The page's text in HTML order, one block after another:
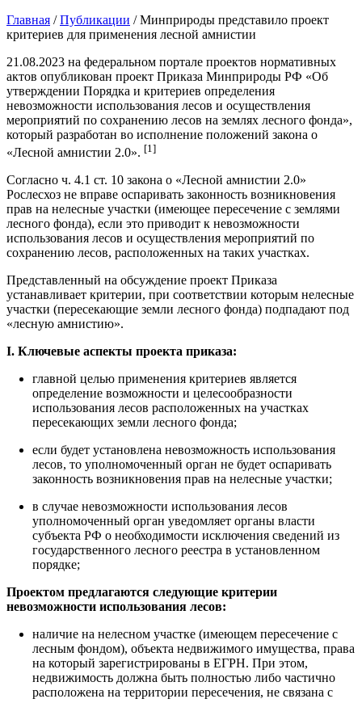
Главная /Публикации /Минприроды представило проект
критериев для применения лесной амнистии
21.08.2023 на федеральном портале проектов нормативных
актов опубликован проект Приказа Минприроды РФ «Об
утверждении Порядка и критериев определения
невозможности использования лесов и осуществления
мероприятий по сохранению лесов на землях лесного фонда»,
который разработан во исполнение положений закона о
«Лесной амнистии 2.0». [1]
Согласно ч. 4.1 ст. 10 закона о «Лесной амнистии 2.0»
Рослесхоз не вправе оспаривать законность возникновения
прав на нелесные участки (имеющее пересечение с землями
лесного фонда), если это приводит к невозможности
использования лесов и осуществления мероприятий по
сохранению лесов, расположенных на таких участках.
Представленный на обсуждение проект Приказа
устанавливает критерии, при соответствии которым нелесные
участки (пересекающие земли лесного фонда) подпадают под
«лесную амнистию».
I. Ключевые аспекты проекта приказа:
главной целью применения критериев является
определение возможности и целесообразности
использования лесов расположенных на участках
пересекающих земли лесного фонда;
если будет установлена невозможность использования
лесов, то уполномоченный орган не будет оспаривать
законность возникновения прав на нелесные участки;
в случае невозможности использования лесов
уполномоченный орган уведомляет органы власти
субъекта РФ о необходимости исключения сведений из
государственного лесного реестра в установленном
порядке;
Проектом предлагаются следующие критерии
невозможности использования лесов:
наличие на нелесном участке (имеющем пересечение с
лесным фондом), объекта недвижимого имущества, права
на который зарегистрированы в ЕГРН. При этом,
недвижимость должна быть полностью либо частично
расположена на территории пересечения, не связана с